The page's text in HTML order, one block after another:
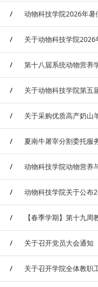
/ 动物科技学院2026年暑
/ 关于动物科技学院
/ 第十八届系统动物营养
/ 关于动物科技学院第五
/ 关于采购优质高产奶山
/ 夏南牛屠宰分割委托服
/ 动物科技学院动物营养
/ 动物科技学院关于公布
/ 【春季学期】第十九
/ 关于召开党员大会通知
/ 关于召开学院全体教职